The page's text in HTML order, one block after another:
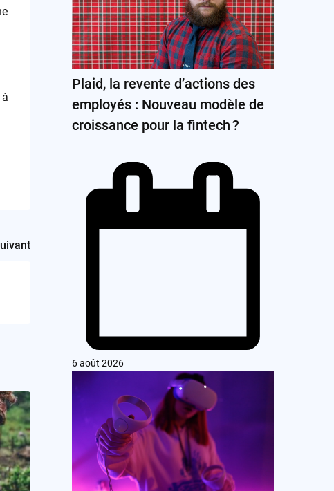
Plaid, la revente d’actions des
employés : Nouveau modèle de
croissance pour la fintech ?
6 août 2026